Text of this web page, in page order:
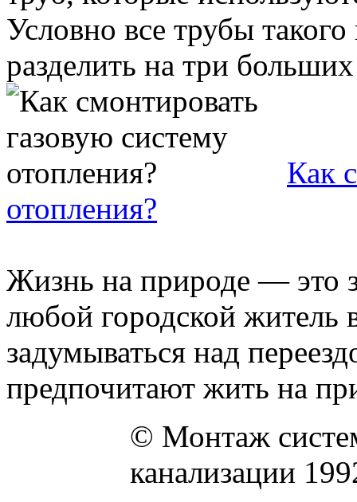
Условно все трубы
разделить на три
Как
отопления?
Жизнь на природе — это
любой городской житель
задумываться над
предпочитают жить на
© Монтаж
канализации